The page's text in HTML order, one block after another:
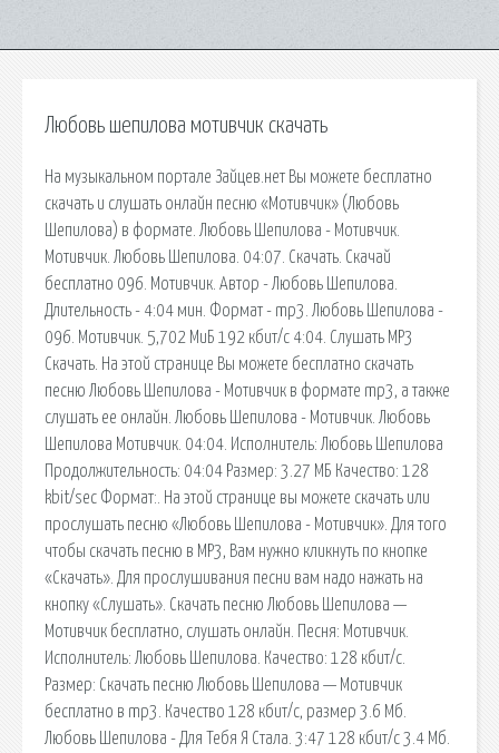
Любовь шепилова мотивчик скачать
На музыкальном портале Зайцев.нет Вы можете бесплатно
скачать и слушать онлайн песню «Мотивчик» (Любовь
Шепилова) в формате. Любовь Шепилова - Мотивчик.
Мотивчик. Любовь Шепилова. 04:07. Скачать. Скачай
бесплатно 096. Мотивчик. Автор - Любовь Шепилова.
Длительность - 4:04 мин. Формат - mp3. Любовь Шепилова -
096. Мотивчик. 5,702 МиБ 192 кбит/c 4:04. Слушать MP3
Скачать. На этой странице Вы можете бесплатно скачать
песню Любовь Шепилова - Мотивчик в формате mp3, а также
слушать ее онлайн. Любовь Шепилова - Мотивчик. Любовь
Шепилова Мотивчик. 04:04. Исполнитель: Любовь Шепилова
Продолжительность: 04:04 Размер: 3.27 МБ Качество: 128
kbit/sec Формат:. На этой странице вы можете скачать или
прослушать песню «Любовь Шепилова - Мотивчик». Для того
чтобы скачать песню в MP3, Вам нужно кликнуть по кнопке
«Скачать». Для прослушивания песни вам надо нажать на
кнопку «Слушать». Скачать песню Любовь Шепилова —
Мотивчик бесплатно, слушать онлайн. Песня: Мотивчик.
Исполнитель: Любовь Шепилова. Качество: 128 кбит/с.
Размер: Скачать песню Любовь Шепилова — Мотивчик
бесплатно в mp3. Качество 128 кбит/с, размер 3.6 Мб.
Любовь Шепилова - Для Тебя Я Стала. 3:47 128 кбит/с 3.4 Мб.